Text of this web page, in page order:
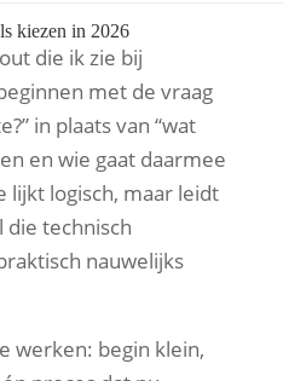
kiezen in 2026
die ik zie bij
met de vraag
in plaats van “wat
en wie gaat daarmee
lijkt logisch, maar leidt
technisch
nauwelijks
werken: begin klein,